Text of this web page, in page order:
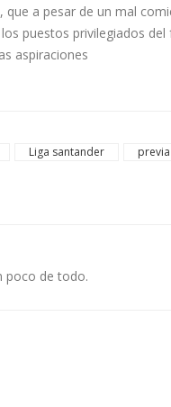
a pesar de un mal
puestos privilegiados
aspiraciones
Liga santander previa
poco de todo.